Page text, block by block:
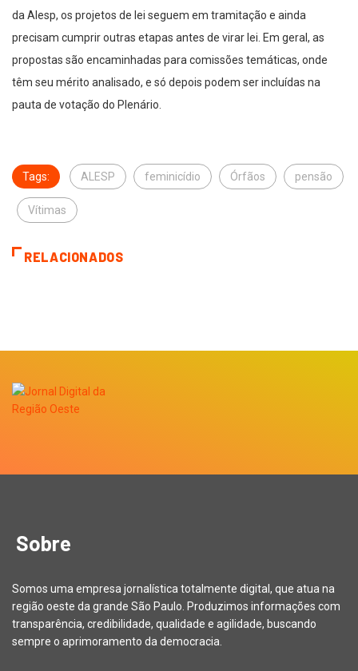
da Alesp, os projetos de lei seguem em tramitação e ainda
precisam cumprir outras etapas antes de virar lei. Em geral, as
propostas são encaminhadas para comissões temáticas, onde
têm seu mérito analisado, e só depois podem ser incluídas na
pauta de votação do Plenário.
Tags: ALESP feminicídio Órfãos pensão
Vítimas
RELACIONADOS
Sobre
Somos uma empresa jornalística totalmente digital, que atua na
região oeste da grande São Paulo. Produzimos informações com
transparência, credibilidade, qualidade e agilidade, buscando
sempre o aprimoramento da democracia.